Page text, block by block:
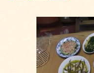
a
c
e
b
e